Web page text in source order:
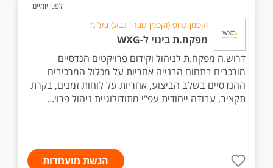
לפני יומיים
וקסמן גרופ (וקסמן גוברין גבע) בע"מ
מפקח.ת בינוי ל-WXG
דרוש.ה מפקח.ת לניהול וקידום פרויקטים הנדסיים
מורכבים בתחום הבנייה אחריות על מכלול המרכיבים
ההנדסיים בשלב הביצוע, אחריות על לוחות זמנים, בקרת
תקציב, עבודה ייחודית עפ"י מתודולוגיית ניהול פרוי...
הגשת מועמדות